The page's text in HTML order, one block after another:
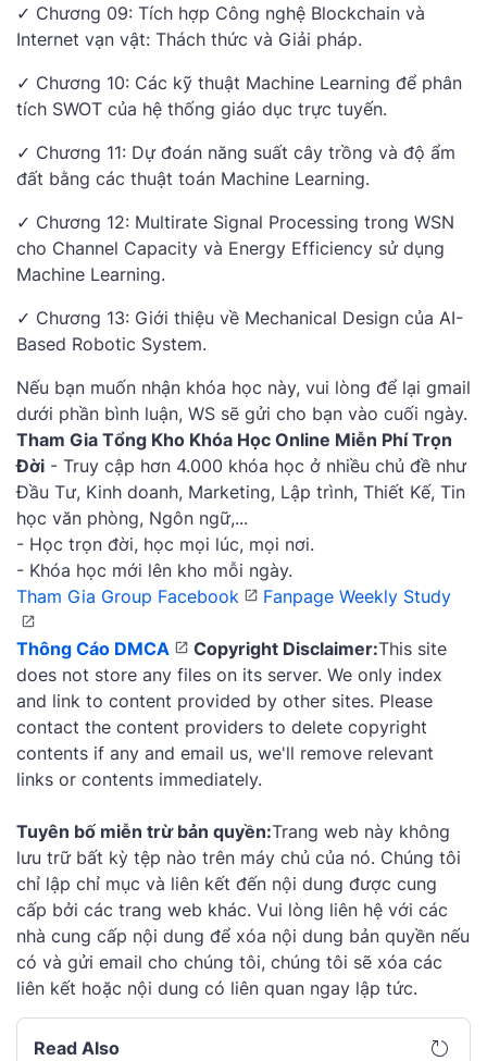
✓ Chương 09: Tích hợp Công nghệ Blockchain và
Internet vạn vật: Thách thức và Giải pháp.
✓ Chương 10: Các kỹ thuật Machine Learning để phân
tích SWOT của hệ thống giáo dục trực tuyến.
✓ Chương 11: Dự đoán năng suất cây trồng và độ ẩm
đất bằng các thuật toán Machine Learning.
✓ Chương 12: Multirate Signal Processing trong WSN
cho Channel Capacity và Energy Efficiency sử dụng
Machine Learning.
✓ Chương 13: Giới thiệu về Mechanical Design của AI-
Based Robotic System.
Nếu bạn muốn nhận khóa học này, vui lòng để lại gmail
dưới phần bình luận, WS sẽ gửi cho bạn vào cuối ngày.
Tham Gia Tổng Kho Khóa Học Online Miễn Phí Trọn
Đời - Truy cập hơn 4.000 khóa học ở nhiều chủ đề như
Đầu Tư, Kinh doanh, Marketing, Lập trình, Thiết Kế, Tin
học văn phòng, Ngôn ngữ,...
- Học trọn đời, học mọi lúc, mọi nơi.
- Khóa học mới lên kho mỗi ngày.
Tham Gia Group Facebook
Fanpage Weekly Study
Thông Cáo DMCA Copyright Disclaimer:This site
does not store any files on its server. We only index
and link to content provided by other sites. Please
contact the content providers to delete copyright
contents if any and email us, we'll remove relevant
links or contents immediately.
Tuyên bố miễn trừ bản quyền:Trang web này không
lưu trữ bất kỳ tệp nào trên máy chủ của nó. Chúng tôi
chỉ lập chỉ mục và liên kết đến nội dung được cung
cấp bởi các trang web khác. Vui lòng liên hệ với các
nhà cung cấp nội dung để xóa nội dung bản quyền nếu
có và gửi email cho chúng tôi, chúng tôi sẽ xóa các
liên kết hoặc nội dung có liên quan ngay lập tức.
Read Also